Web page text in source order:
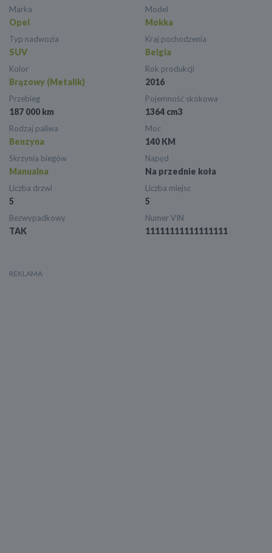
Marka
Opel
Model
Mokka
Typ nadwozia
SUV
Kraj pochodzenia
Belgia
Kolor
Brązowy (Metalik)
Rok produkcji
2016
Przebieg
187 000 km
Pojemność skokowa
1364 cm3
Rodzaj paliwa
Benzyna
Moc
140 KM
Skrzynia biegów
Manualna
Napęd
Na przednie koła
Liczba drzwi
5
Liczba miejsc
5
Bezwypadkowy
TAK
Numer VIN
11111111111111111